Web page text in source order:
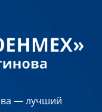
— лучший